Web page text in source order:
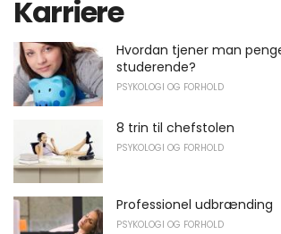
Karriere
Hvordan tjener man
studerende?
PSYKOLOGI OG FORHOLD
8 trin til chefstolen
PSYKOLOGI OG FORHOLD
Professionel udbrænding
PSYKOLOGI OG FORHOLD